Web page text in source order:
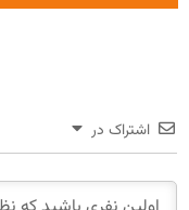
اشتراک در